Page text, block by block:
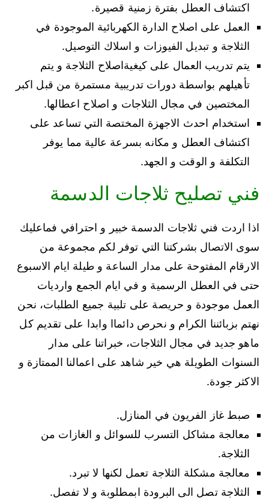
اكتشاف العطل بفترة زمنية قصيرة.
العمل على اصلاح الدارة الكهربائية الموجودة في
الثلاجة و تبديل الفيوزات و اسلاك التوصيل.
يتم تدريب العمال على كيغيةاصلاح الثلاجة و يتم
تأهيلهم بواسطة دورات تدريبية مستمرة من قبل اكبر
المختصين في مجال الثلاجات و اصلاح اعطالها.
استخدام احدث الاجهزة المختصة التي تساعد على
اكتشاف العطل و مكانه بسرعة عالية مما يوفر
التكلفة و الوقت و الجهد.
فني تصليح ثلاجات الدسمة
اذا اردت فني ثلاجات الدسمة خبير و احترافي فماعليك
سوى الاتصال بشركتنا التي توفر لكم مجموعة من
الارقام المفتوحة على مدار الساعة و طيلة ايام الاسبوع
حتى في العطل الرسمية و في ايام الجمع وارديات
العمل موجودة و حريصة على تلبية جميع الطلبات، نحن
نهتم بزبائننا الكرام و نحرص دائماا وابدا على تقديم كل
ماهو جديد في مجال الثلاجات، خبراتنا على مدار
السنوات الطويلة هي خير شاهد على اعمالنا الممتازة و
الاكثر جودة.
صبط غاز الفريون في المنازل.
معالجة مشاكل التسرب للسوائل و الغازات من
الثلاجة.
معالجة مشكلة الثلاجة تعمل لكنها لا تبرد.
الثلاجة تصل الى البرودة ابمطلوبة و لا تفصل.